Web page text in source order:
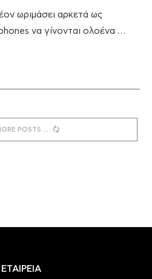
ωριμάσει αρκετά ως
να γίνονται ολοένα …
POSTS